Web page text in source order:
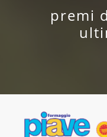
premi